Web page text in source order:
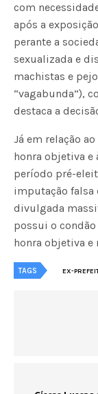
com
após a
perante a
sexualizada e
machistas e
“vagabunda”),
destaca a
Já em relação
honra objetiva
período pré-
imputação falsa
divulgada
possui o
honra objetiva e
TAGS EX-